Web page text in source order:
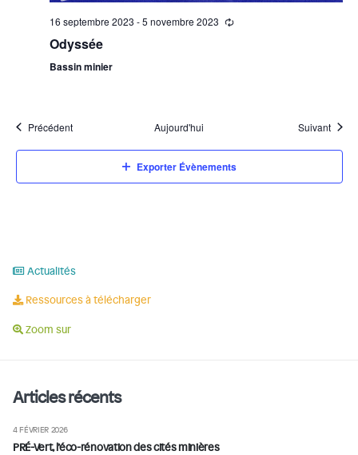
16 septembre 2023 -5 novembre 2023
Odyssée
Bassin minier
Précédent Aujourd'hui Suivant
Exporter Évènements
Actualités
Ressources à télécharger
Zoom sur
Articles récents
PRÉ-Vert, l’éco-rénovation des cités minières
4 FÉVRIER 2026